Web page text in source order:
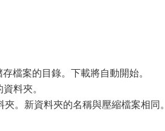
檔案的目錄。下載將自動開始。
料夾。
。新資料夾的名稱與壓縮檔案相同。